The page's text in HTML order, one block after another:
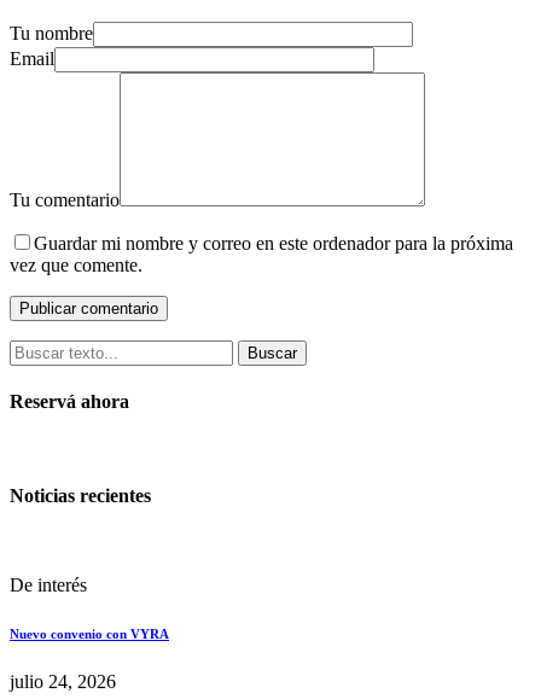
Tu nombre
Email
Tu comentario
Guardar mi nombre y correo en este ordenador para la próxima
vez que comente.
Buscar
Reservá ahora
Noticias recientes
De interés
Nuevo convenio con VYRA
julio 24, 2026